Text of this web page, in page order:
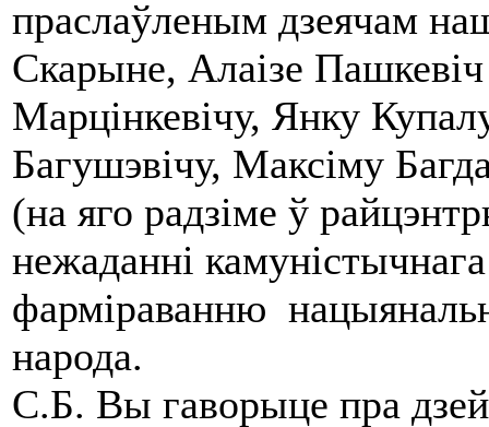
праслаўленым дзеячам
Скарыне, Алаізе
Марцінкевічу, Янку
Багушэвічу, Максіму
(на яго радзіме ў
нежаданні
фарміраванню
народа.
С.Б. Вы гаворыце пра